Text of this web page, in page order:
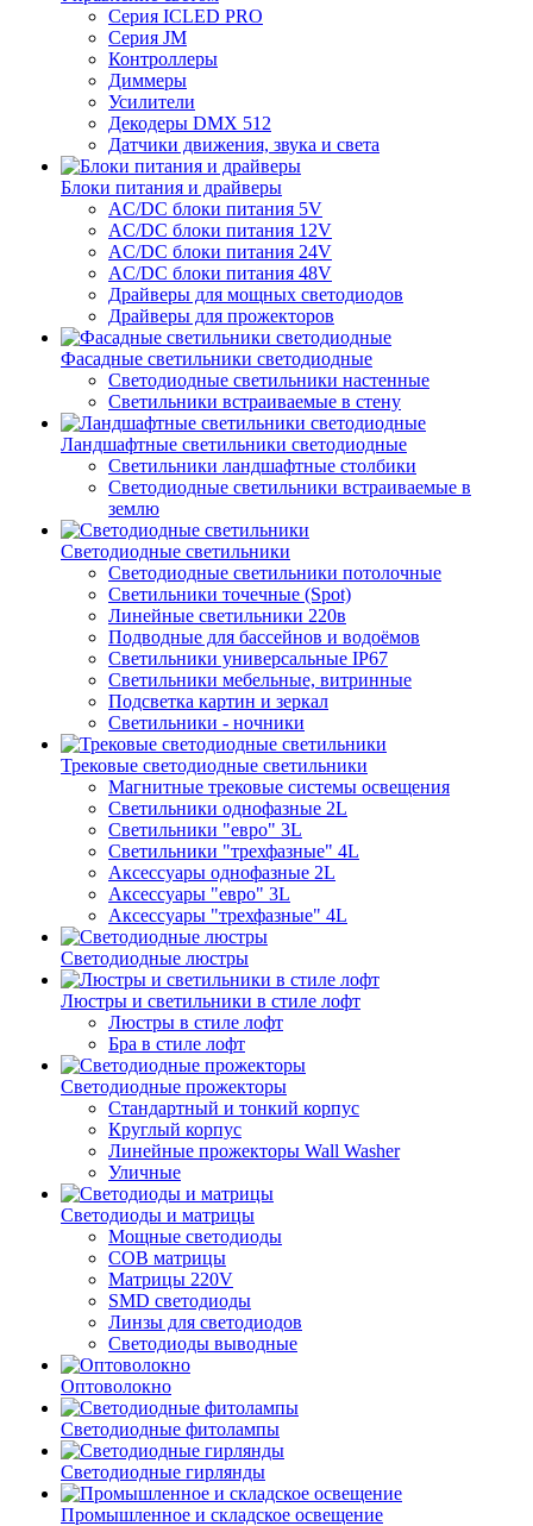
Серия ICLED PRO
Серия JM
Контроллеры
Диммеры
Усилители
Декодеры DMX 512
Датчики движения, звука и света
Блоки питания и драйверы
AC/DC блоки питания 5V
AC/DC блоки питания 12V
AC/DC блоки питания 24V
AC/DC блоки питания 48V
Драйверы для мощных светодиодов
Драйверы для прожекторов
Фасадные светильники светодиодные
Светодиодные светильники настенные
Светильники встраиваемые в стену
Ландшафтные светильники светодиодные
Светильники ландшафтные столбики
Светодиодные светильники встраиваемые в
землю
Светодиодные светильники
Светодиодные светильники потолочные
Светильники точечные (Spot)
Линейные светильники 220в
Подводные для бассейнов и водоёмов
Светильники универсальные IP67
Светильники мебельные, витринные
Подсветка картин и зеркал
Светильники - ночники
Трековые светодиодные светильники
Магнитные трековые системы освещения
Светильники однофазные 2L
Светильники "евро" 3L
Светильники "трехфазные" 4L
Аксессуары однофазные 2L
Аксессуары "евро" 3L
Аксессуары "трехфазные" 4L
Светодиодные люстры
Люстры и светильники в стиле лофт
Люстры в стиле лофт
Бра в стиле лофт
Светодиодные прожекторы
Стандартный и тонкий корпус
Круглый корпус
Линейные прожекторы Wall Washer
Уличные
Светодиоды и матрицы
Мощные светодиоды
COB матрицы
Матрицы 220V
SMD светодиоды
Линзы для светодиодов
Светодиоды выводные
Оптоволокно
Светодиодные фитолампы
Светодиодные гирлянды
Промышленное и складское освещение